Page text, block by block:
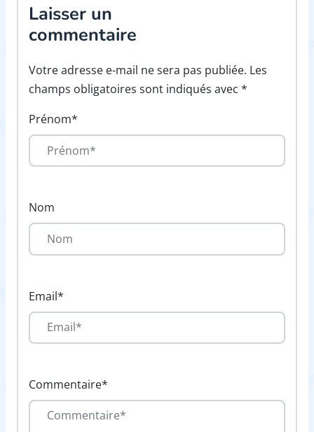
Laisser un
commentaire
Votre adresse e-mail ne sera pas publiée. Les
champs obligatoires sont indiqués avec *
Prénom*
Nom
Email*
Commentaire*